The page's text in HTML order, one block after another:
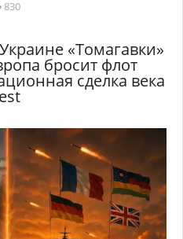
830
«Томагавки»
бросит флот
сделка века